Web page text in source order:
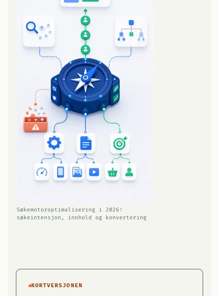
Søkemotoroptimalisering i 2026:
søkeintensjon, innhold og konvertering
KORTVERSJONEN